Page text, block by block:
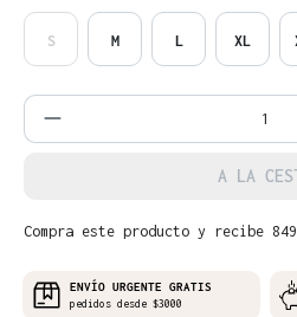
S M L XL
Cantidad del
A LA
Compra este producto y recibe 849
ENVÍO URGENTE GRATIS
pedidos desde $3000